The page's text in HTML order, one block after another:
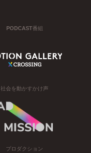
PODCAST番組
社会を動かすかけ声
プロダクション